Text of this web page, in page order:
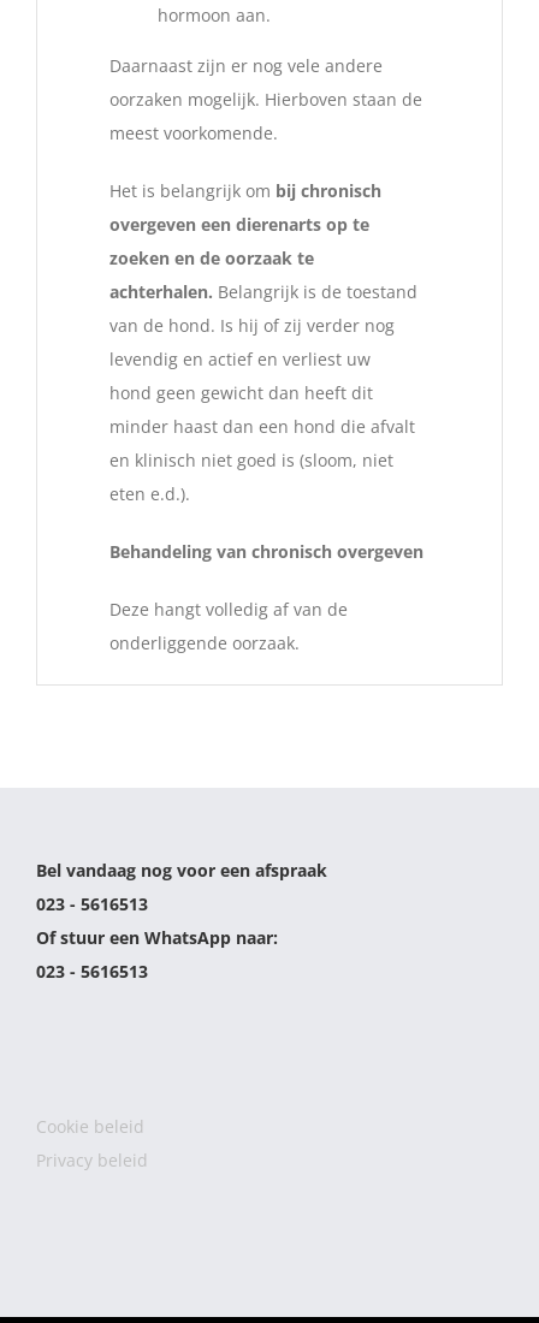
hormoon aan.
Daarnaast zijn er nog vele andere
oorzaken mogelijk. Hierboven staan de
meest voorkomende.
Het is belangrijk om bij chronisch
overgeven een dierenarts op te
zoeken en de oorzaak te
achterhalen. Belangrijk is de toestand
van de hond. Is hij of zij verder nog
levendig en actief en verliest uw
hond geen gewicht dan heeft dit
minder haast dan een hond die afvalt
en klinisch niet goed is (sloom, niet
eten e.d.).
Behandeling van chronisch overgeven
Deze hangt volledig af van de
onderliggende oorzaak.
Bel vandaag nog voor een afspraak
023 - 5616513
Of stuur een WhatsApp naar:
023 - 5616513
Cookie beleid
Privacy beleid